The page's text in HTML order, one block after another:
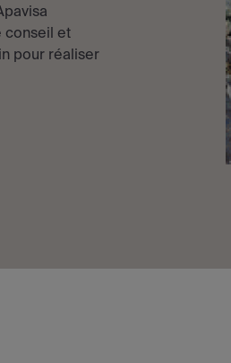
conseil et
pour réaliser